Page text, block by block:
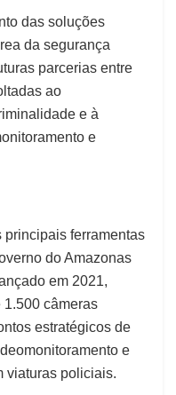
das soluções
da segurança
parcerias entre
ao
e à
e
principais ferramentas
do Amazonas
em 2021,
1.500 câmeras
estratégicos de
e
viaturas policiais.